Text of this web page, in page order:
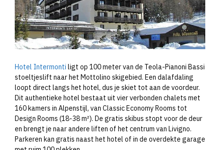
Hotel Intermonti ligt op 100 meter van de Teola-Pianoni Bassi
stoeltjeslift naar het Mottolino skigebied. Een dalafdaling
loopt direct langs het hotel, dus je skiet tot aan de voordeur.
Dit authentieke hotel bestaat uit vier verbonden chalets met
160 kamers in Alpenstijl, van Classic Economy Rooms tot
Design Rooms (18-38 m²). De gratis skibus stopt voor de deur
en brengt je naar andere liften of het centrum van Livigno.
Parkeren kan gratis naast het hotel of in de overdekte garage